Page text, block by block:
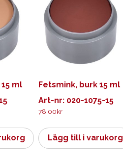
ml
Fetsmink, burk 15 ml
Art-nr: 020-1075-15
78.00kr
Lägg till i varukorg